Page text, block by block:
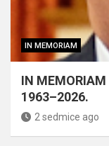
IN MEMORIAM
IN
1963–2026.
2 sedmice ago